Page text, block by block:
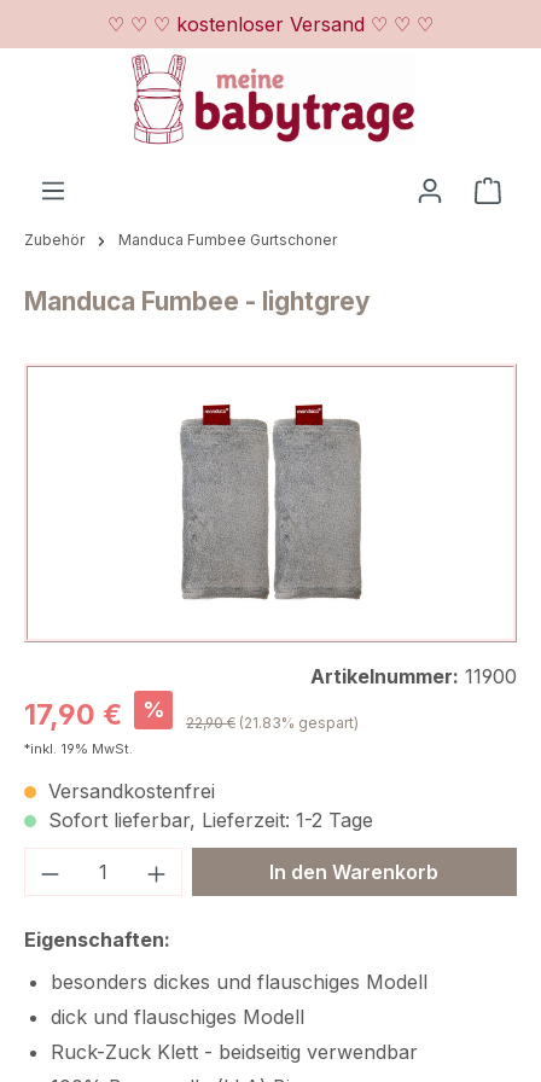
Zum Hauptinhalt springen
♡ ♡ ♡ kostenloser Versand ♡ ♡ ♡
Zubehör Manduca Fumbee Gurtschoner
Manduca Fumbee - lightgrey
Artikelnummer: 11900
Verkaufspreis:
17,90 € % Regulärer Preis:
22,90 € (21.83% gespart)
*inkl. 19% MwSt.
Versandkostenfrei
Sofort lieferbar, Lieferzeit: 1-2 Tage
Produkt Anzahl: Gib denIn den Warenkorb
Eigenschaften:
besonders dickes und flauschiges Modell
dick und flauschiges Modell
Ruck-Zuck Klett - beidseitig verwendbar